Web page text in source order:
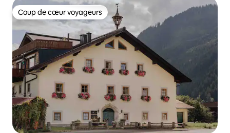
Coup de cœur voyageurs
Coup de cœur voyageurs